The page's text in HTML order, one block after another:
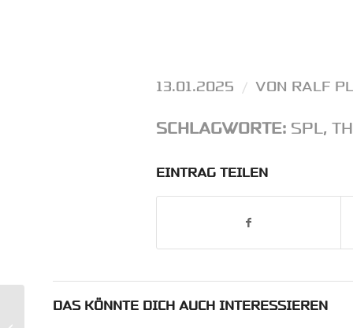
13.01.2025 / VON RALF
SCHLAGWORTE: SPL,
EINTRAG TEILEN
DAS KÖNNTE DICH AUCH INTERESSIEREN
Alpencrossing mit